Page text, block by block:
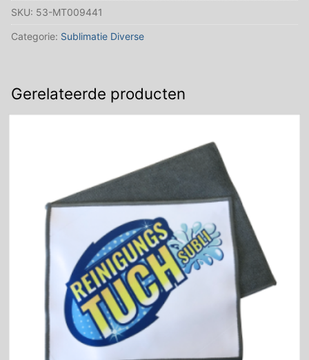
SKU: 53-MT009441
Categorie: Sublimatie Diverse
Gerelateerde producten